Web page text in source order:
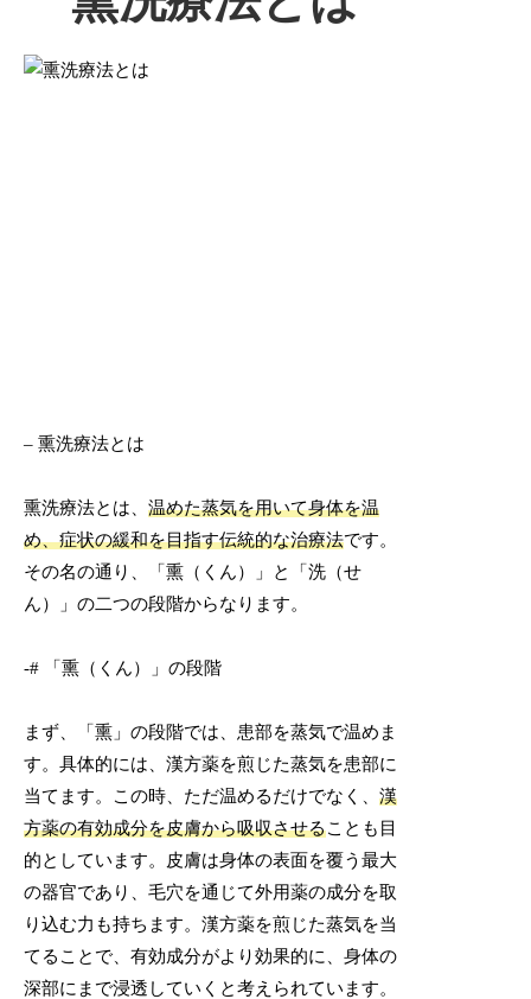
– 熏洗療法とは
熏洗療法とは、温めた蒸気を用いて身体を温
め、症状の緩和を目指す伝統的な治療法です。
その名の通り、「熏（くん）」と「洗（せ
ん）」の二つの段階からなります。
-# 「熏（くん）」の段階
まず、「熏」の段階では、患部を蒸気で温めま
す。具体的には、漢方薬を煎じた蒸気を患部に
当てます。この時、ただ温めるだけでなく、漢
方薬の有効成分を皮膚から吸収させることも目
的としています。皮膚は身体の表面を覆う最大
の器官であり、毛穴を通じて外用薬の成分を取
り込む力も持ちます。漢方薬を煎じた蒸気を当
てることで、有効成分がより効果的に、身体の
深部にまで浸透していくと考えられています。